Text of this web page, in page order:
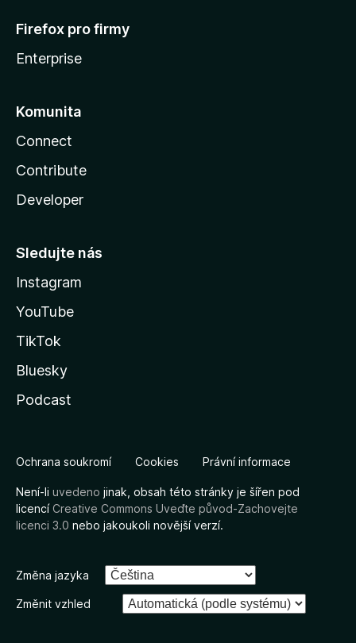
Firefox pro firmy
Enterprise
Komunita
Connect
Contribute
Developer
Sledujte nás
Instagram
YouTube
TikTok
Bluesky
Podcast
Ochrana soukromí Cookies Právní informace
Není-li uvedeno jinak, obsah této stránky je šířen pod
licencíCreative Commons Uveďte původ-Zachovejte
licenci 3.0 nebo jakoukoli novější verzí.
Změna jazyka
Změnit vzhled